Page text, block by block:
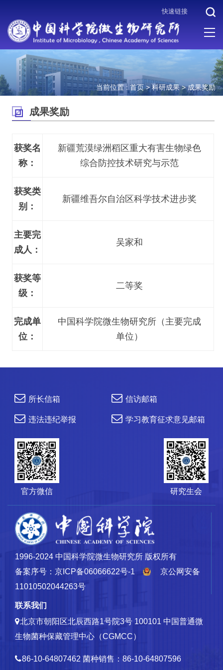
快速链接
当前位置 : 首页>科研成果>成果奖励
成果奖励
获奖名
称：
新疆荒漠绿洲稻区重大有害生物绿色
综合防控技术研究与示范
获奖类
别：
新疆维吾尔自治区科学技术进步奖
主要完
成人：
吴家和
获奖等
级：
二等奖
完成单
位：
中国科学院微生物研究所（主要完成
单位）
所长信箱 信访邮箱
违法违纪举报 学习教育征求意见邮箱
官方微信 研究生会
1996-2024 中国科学院微生物研究所 版权所有
备案序号：京ICP备06066622号-1
京公网安备
11010502044263号
联系我们
北京市朝阳区北辰西路1号院3号 100101 中国普通微
生物菌种保藏管理中心（CGMCC）
86-10-64807462 菌种销售：86-10-64807596